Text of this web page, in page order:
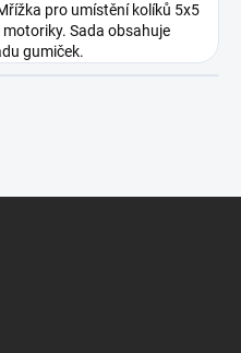
pro umístění kolíků 5x5
Sada obsahuje
gumiček.